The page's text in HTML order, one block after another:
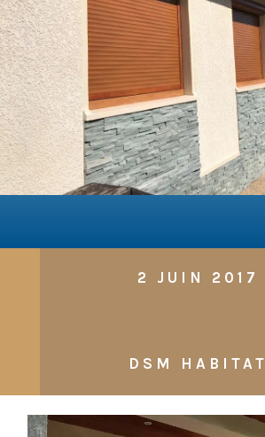
2 JUIN 2017
DSM HABITAT